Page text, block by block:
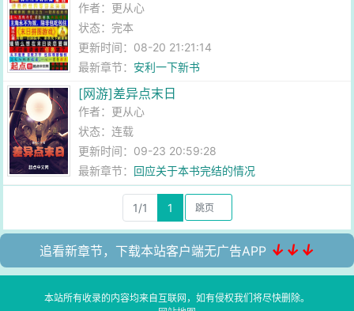
作者： 更从心
状态：完本
更新时间：08-20 21:21:14
最新章节： 安利一下新书
[网游]差异点末日
作者： 更从心
状态：连载
更新时间：09-23 20:59:28
最新章节： 回应关于本书完结的情况
1/1 1
追看新章节，下载本站客户端无广告APP ↓↓↓
本站所有收录的内容均来自互联网，如有侵权我们将尽快删除。